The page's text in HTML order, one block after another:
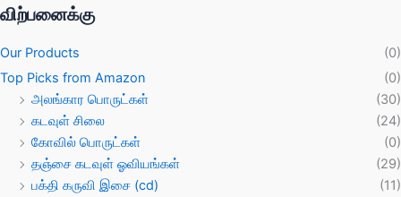
விற்பனைக்கு
Our Products
(0)
Top Picks from Amazon
(0)
அலங்கார பொருட்கள்
(30)
கடவுள் சிலை
(24)
கோவில் பொருட்கள்
(0)
தஞ்சை கடவுள் ஓவியங்கள்
(29)
பக்தி கருவி இசை (cd)
(11)